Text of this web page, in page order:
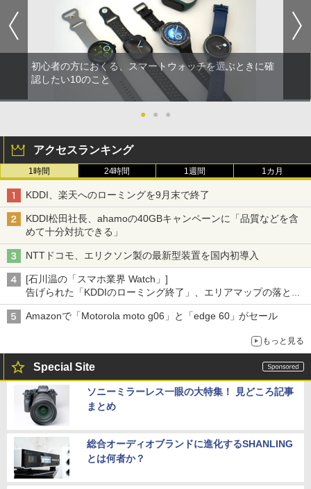
初心者の方におくる、スマートウォッチを選ぶときに確
認したい10のこと
● ● ●
アクセスランキング
1時間 24時間 1週間 1カ月
KDDI、楽天へのローミングを9月末で終了
KDDI松田社長、ahamoの40GBキャンペーンに「品質などを含
めて十分対抗できる」
NTTドコモ、エリクソン製の最新型装置を国内初導入
[石川温の「スマホ業界 Watch」]
告げられた「KDDIのローミング終了」、エリアマップの落とし
穴と楽天モバイルの課題
Amazonで「Motorola moto g06」と「edge 60」がセール
もっと見る
Special Site
ソニーミラーレス一眼の大特集！ 見どころ記事
まとめ
総合オーディオブランドに進化するSHANLING
とは何者か？